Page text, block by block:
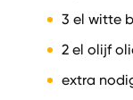
3 el witte
2 el olijf
extra